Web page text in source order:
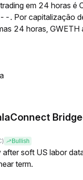
em 24 horas
. Por capitalização
24 horas,
Bullish
after soft US labor
term.